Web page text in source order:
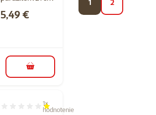
Cena
5,49 €
do košíka
Hodnotenie 20%, počet hodnotení: 1
1×
hodnotenie
1 2